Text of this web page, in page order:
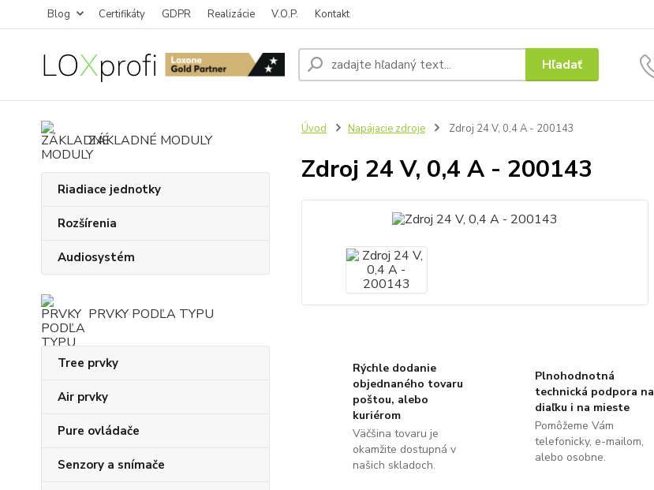
Blog Certifikáty GDPR Realizácie V.O.P. Kontakt
Hľadať
ZÁKLADNÉ MODULY
Riadiace jednotky
Rozšírenia
Audiosystém
PRVKY PODĽA TYPU
Tree prvky
Air prvky
Pure ovládače
Senzory a snímače
Úvod Napájacie zdroje Zdroj 24 V, 0,4 A - 200143
Zdroj 24 V, 0,4 A - 200143
Rýchle dodanie
objednaného tovaru
poštou, alebo
kuriérom
Väčšina tovaru je
okamžite dostupná v
našich skladoch.
Plnohodnotná
technická podpora na
diaľku i na mieste
Pomôžeme Vám
telefonicky, e-mailom,
alebo osobne.